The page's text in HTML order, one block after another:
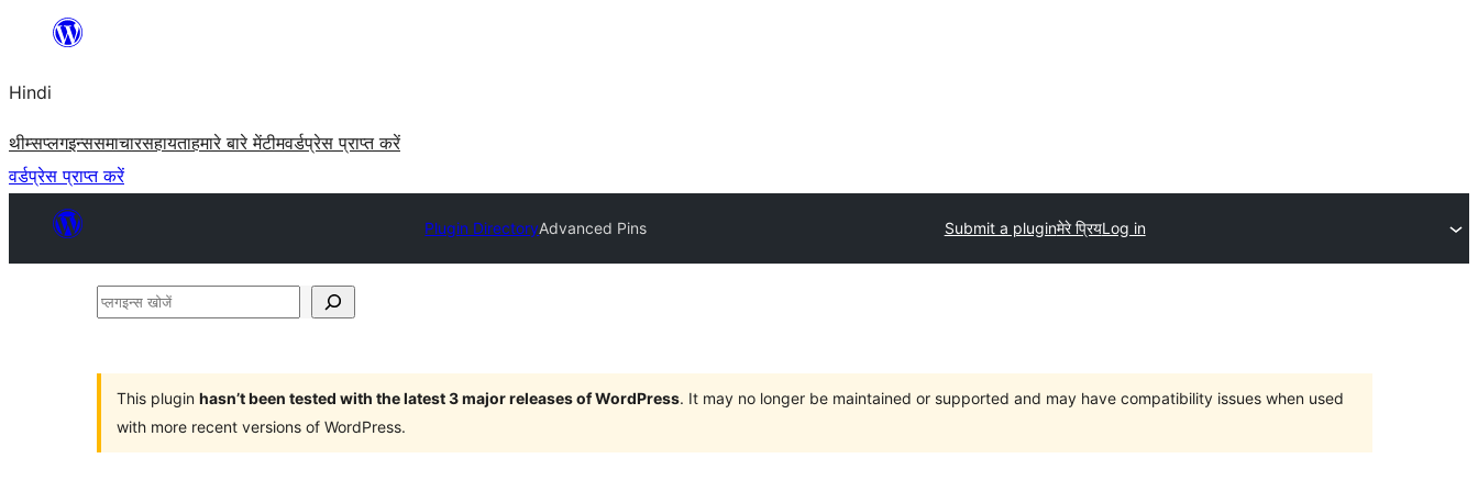
सामग्री
जाएं
Hindi
थीम्सप्लगइन्ससमाचारसहायताहमारे बारे मेंटीमवर्डप्रेस प्राप्त करें
वर्डप्रेस प्राप्त करें
Plugin DirectoryAdvanced Pins Submit a pluginमेरे प्रियLog in
प्लगइन्स
This plugin hasn’t been tested with the latest 3 major releases of WordPress. It may no longer be maintained or supported and may have compatibility issues when used
with more recent versions of WordPress.